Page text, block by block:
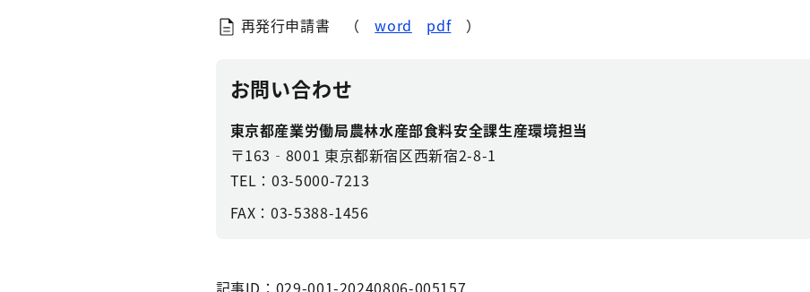
再発行申請書 （word pdf）
お問い合わせ
東京都産業労働局農林水産部食料安全課生産環境担当
〒163‐8001 東京都新宿区西新宿2-8-1
TEL：03-5000-7213
FAX：03-5388-1456
記事ID：029-001-20240806-005157